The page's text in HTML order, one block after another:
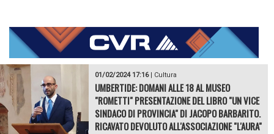
01/02/2024 17:16| Cultura
UMBERTIDE: DOMANI ALLE 18 AL MUSEO
"ROMETTI" PRESENTAZIONE DEL LIBRO "UN VICE
SINDACO DI PROVINCIA" DI JACOPO BARBARITO.
RICAVATO DEVOLUTO ALL'ASSOCIAZIONE "L'AURA"